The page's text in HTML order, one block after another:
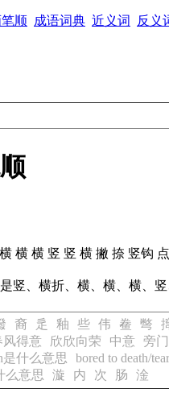
顺 成语词典 近义词 反义
横 横 竖 竖 横 撇 捺 竖钩
竖、横折、横、横、横、
裔 辵 釉 些 伟 鲞 彆
风得意 欣欣向荣 中意 旁门
是什么意思
bored to death/
么意思
漩 内 次 肠 淦